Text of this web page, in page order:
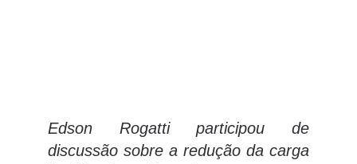
Edson Rogatti participou de
discussão sobre a redução da carga